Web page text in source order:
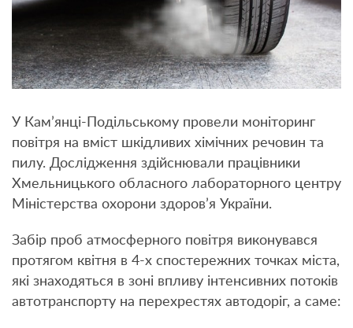
У Кам’янці-Подільському провели моніторинг
повітря на вміст шкідливих хімічних речовин та
пилу. Дослідження здійснювали працівники
Хмельницького обласного лабораторного центру
Міністерства охорони здоров’я України.
Забір проб атмосферного повітря виконувався
протягом квітня в 4-х спостережних точках міста,
які знаходяться в зоні впливу інтенсивних потоків
автотранспорту на перехрестях автодоріг, а саме: